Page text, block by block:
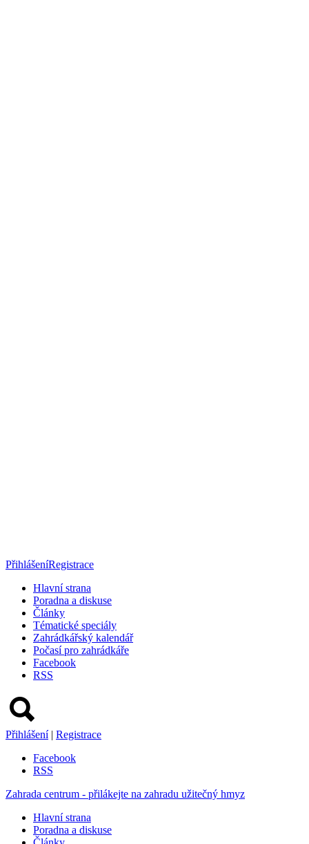
PřihlášeníRegistrace
Hlavní strana
Poradna a diskuse
Články
Tématické speciály
Zahrádkářský kalendář
Počasí pro zahrádkáře
Facebook
RSS
Přihlášení | Registrace
Facebook
RSS
Zahrada centrum - přilákejte na zahradu užitečný hmyz
Hlavní strana
Poradna a diskuse